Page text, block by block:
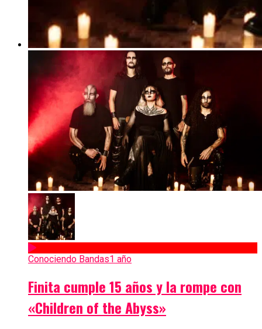
Conociendo Bandas1 año
Finita cumple 15 años y la rompe con
«Children of the Abyss»